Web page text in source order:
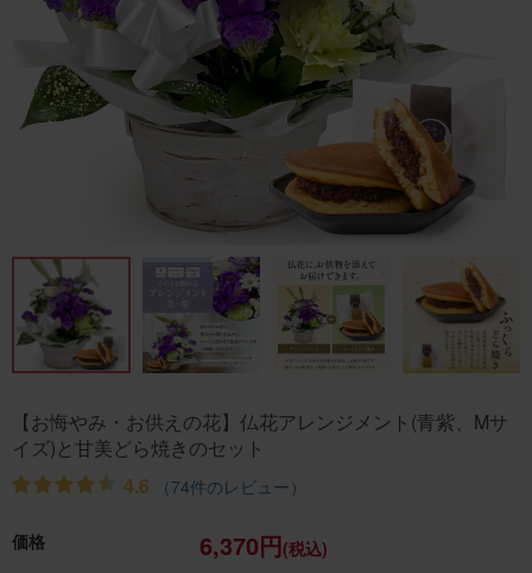
【お悔やみ・お供えの花】仏花アレンジメント(青紫、Mサ
イズ)と甘美どら焼きのセット
4.6
（74件のレビュー）
価格 6,370円(税込)